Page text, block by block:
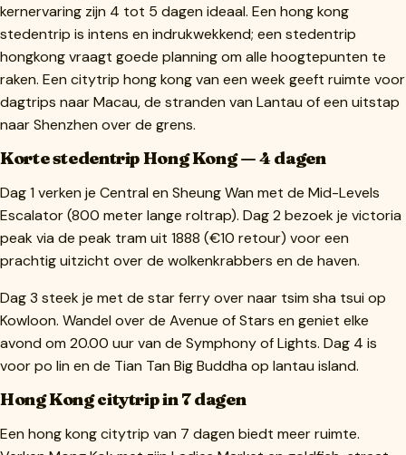
kernervaring zijn 4 tot 5 dagen ideaal. Een hong kong
stedentrip is intens en indrukwekkend; een stedentrip
hongkong vraagt goede planning om alle hoogtepunten te
raken. Een citytrip hong kong van een week geeft ruimte voor
dagtrips naar Macau, de stranden van Lantau of een uitstap
naar Shenzhen over de grens.
Korte stedentrip Hong Kong — 4 dagen
Dag 1 verken je Central en Sheung Wan met de Mid-Levels
Escalator (800 meter lange roltrap). Dag 2 bezoek je victoria
peak via de peak tram uit 1888 (€10 retour) voor een
prachtig uitzicht over de wolkenkrabbers en de haven.
Dag 3 steek je met de star ferry over naar tsim sha tsui op
Kowloon. Wandel over de Avenue of Stars en geniet elke
avond om 20.00 uur van de Symphony of Lights. Dag 4 is
voor po lin en de Tian Tan Big Buddha op lantau island.
Hong Kong citytrip in 7 dagen
Een hong kong citytrip van 7 dagen biedt meer ruimte.